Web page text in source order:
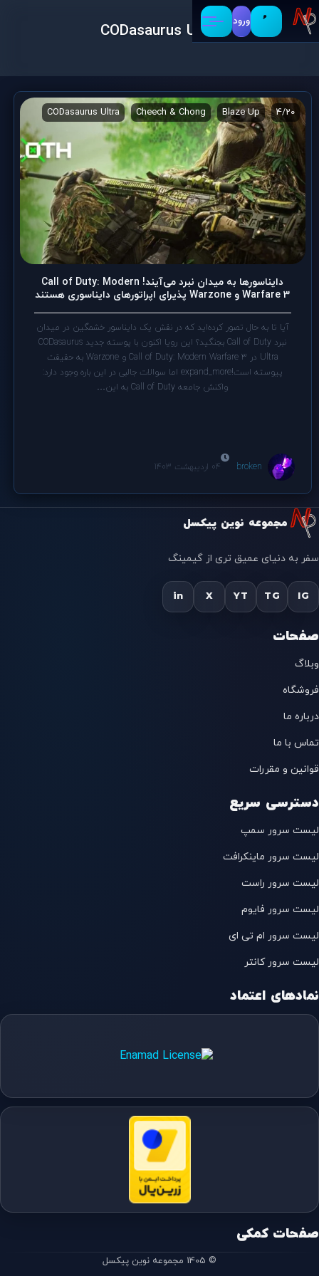
ورود CODasaurus Ultra
4/20
Blaze Up
Cheech & Chong
CODasaurus Ultra
MW3
دایناسورها به میدان نبرد می‌آیند! Call of Duty: Modern
Warfare 3 و Warzone پذیرای اپراتورهای دایناسوری هستند
آیا تا به حال تصور کرده‌اید که در نقش یک دایناسور خشمگین در میدان
نبرد Call of Duty بجنگید؟ این رویا اکنون با پوسته جدید CODasaurus
Ultra در Call of Duty: Modern Warfare 3 و Warzone به حقیقت
پیوسته است!expand_more اما سوالات جالبی در این باره وجود دارد:
واکنش جامعه Call of Duty به این…
broken 04 اردیبهشت 1403
مجموعه نوین پیکسل
سفر به دنیای عمیق تری از گیمینگ
IG
TG
YT
X
in
صفحات
وبلاگ
فروشگاه
درباره ما
تماس با ما
قوانین و مقررات
دسترسی سریع
لیست سرور سمپ
لیست سرور ماینکرافت
لیست سرور راست
لیست سرور فایوم
لیست سرور ام تی ای
لیست سرور کانتر
نمادهای اعتماد
صفحات کمکی
© 1405 مجموعه نوین پیکسل